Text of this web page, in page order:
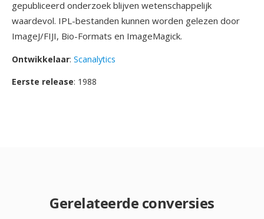
gepubliceerd onderzoek blijven wetenschappelijk
waardevol. IPL-bestanden kunnen worden gelezen door
ImageJ/FIJI, Bio-Formats en ImageMagick.
Ontwikkelaar: Scanalytics
Eerste release: 1988
Gerelateerde conversies